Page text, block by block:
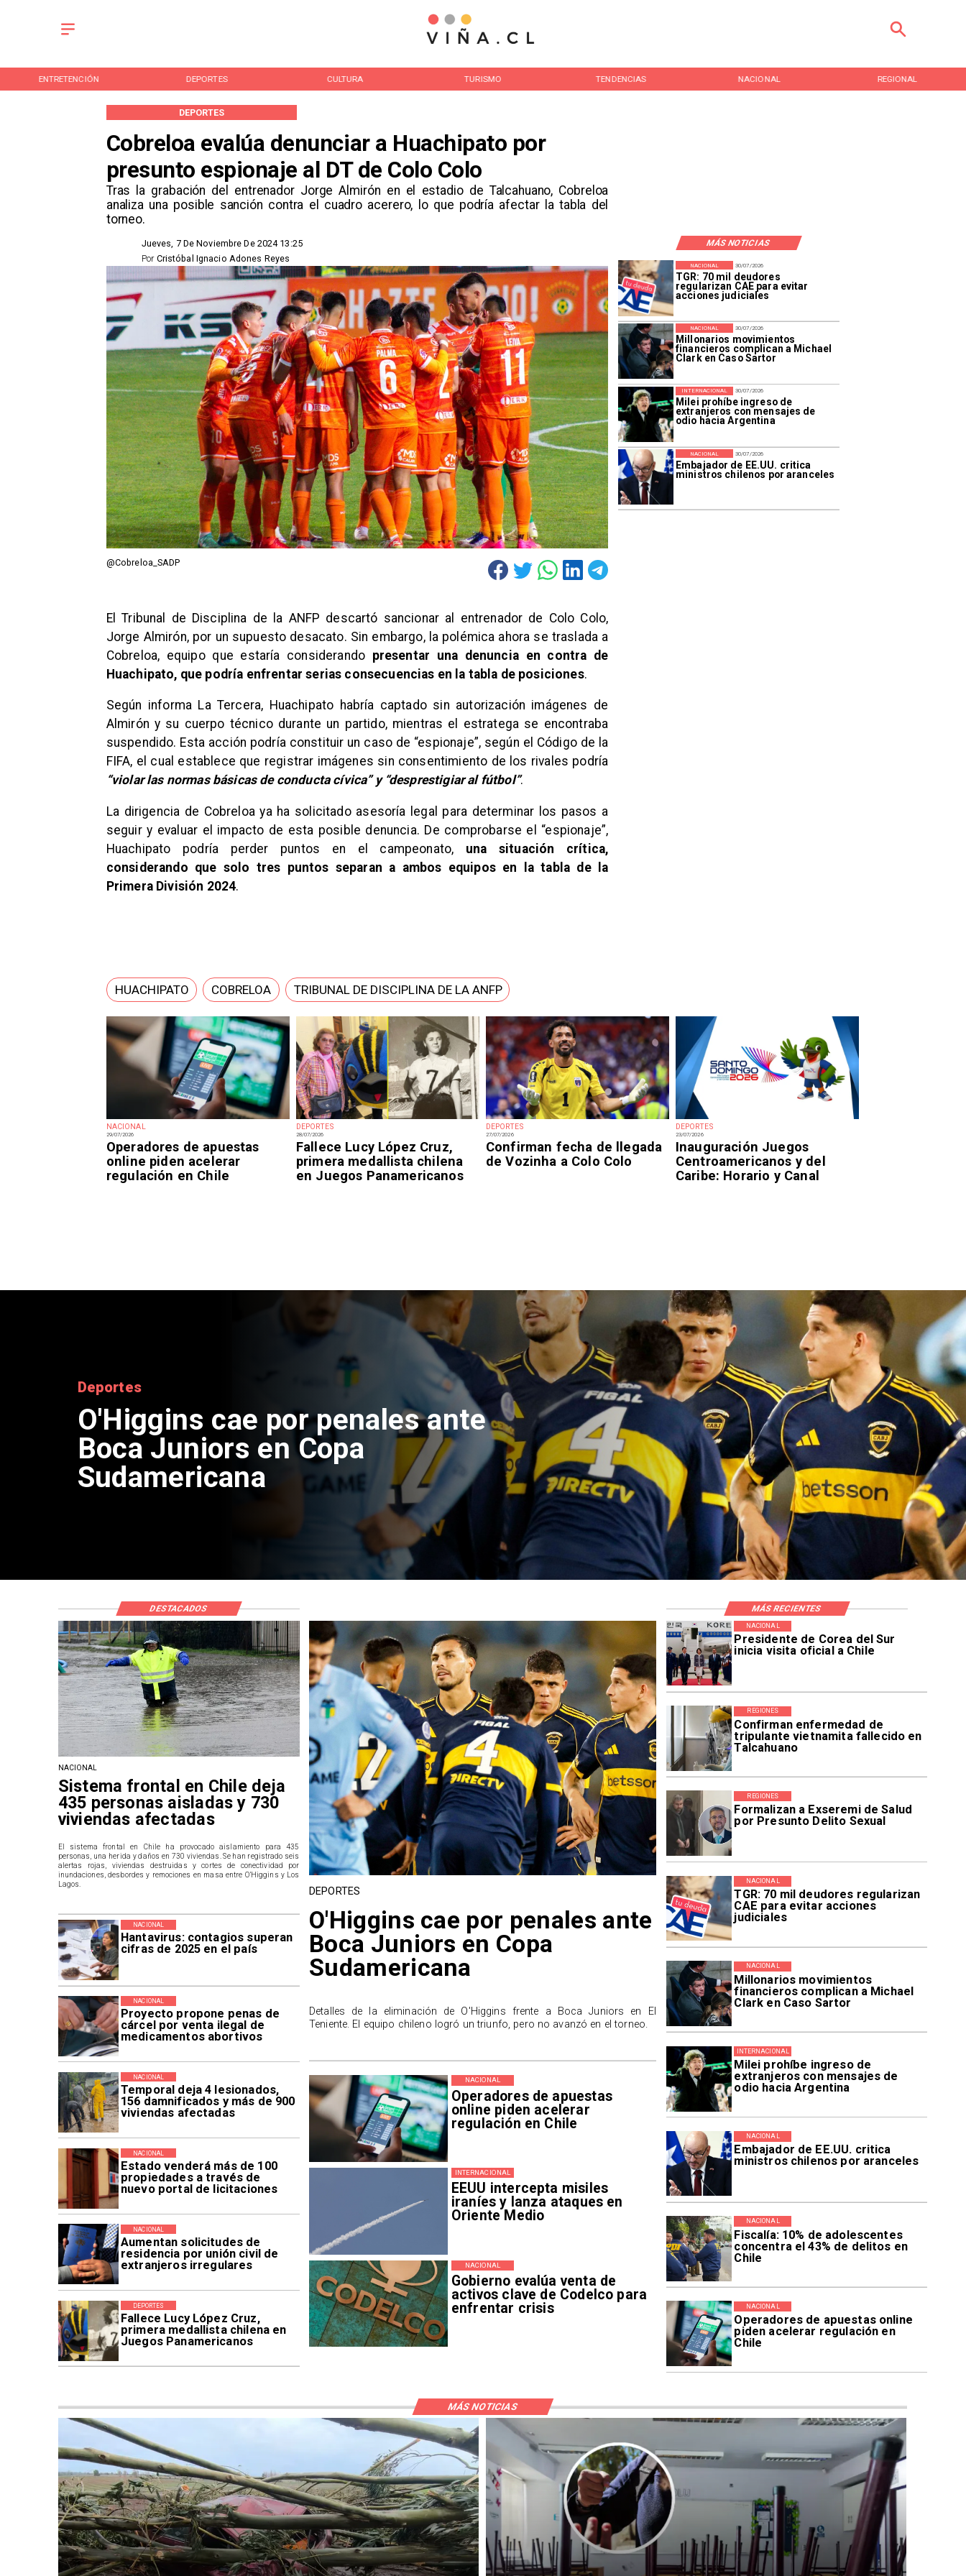
ENTRETENCIÓN DEPORTES CULTURA TURISMO TENDENCIAS NACIONAL REGIONAL
Cobreloa evalúa denunciar a Huachipato por
presunto espionaje al DT de Colo Colo
​Tras la grabación del entrenador Jorge Almirón en el estadio de Talcahuano, Cobreloa
analiza una posible sanción contra el cuadro acerero, lo que podría afectar la tabla del
torneo.
DEPORTES
MÁS NOTICIAS
Jueves, 7 De Noviembre De 2024 13:25
Cristóbal Ignacio Adones Reyes
Por
@Cobreloa_SADP
NACIONAL
29/07/2026
Operadores de apuestas
online piden acelerar
regulación en Chile
DEPORTES
28/07/2026
Fallece Lucy López Cruz,
primera medallista chilena
en Juegos Panamericanos
DEPORTES
27/07/2026
Confirman fecha de llegada
de Vozinha a Colo Colo
DEPORTES
23/07/2026
Inauguración Juegos
Centroamericanos y del
Caribe: Horario y Canal
30/07/2026
TGR: 70 mil deudores
regularizan CAE para evitar
acciones judiciales
NACIONAL
30/07/2026
Millonarios movimientos
financieros complican a Michael
Clark en Caso Sartor
NACIONAL
30/07/2026
Milei prohíbe ingreso de
extranjeros con mensajes de
odio hacia Argentina
INTERNACIONAL
30/07/2026
Embajador de EE.UU. critica
ministros chilenos por aranceles
NACIONAL
El Tribunal de Disciplina de la ANFP descartó sancionar al entrenador de Colo Colo,
Jorge Almirón, por un supuesto desacato. Sin embargo, la polémica ahora se traslada a
Cobreloa, equipo que estaría considerando presentar una denuncia en contra de
Huachipato, que podría enfrentar serias consecuencias en la tabla de posiciones.
Según informa La Tercera, Huachipato habría captado sin autorización imágenes de
Almirón y su cuerpo técnico durante un partido, mientras el estratega se encontraba
suspendido. Esta acción podría constituir un caso de “espionaje”, según el Código de la
FIFA, el cual establece que registrar imágenes sin consentimiento de los rivales podría
“violar las normas básicas de conducta cívica” y “desprestigiar al fútbol”.
La dirigencia de Cobreloa ya ha solicitado asesoría legal para determinar los pasos a
seguir y evaluar el impacto de esta posible denuncia. De comprobarse el “espionaje”,
Huachipato podría perder puntos en el campeonato, una situación crítica,
considerando que solo tres puntos separan a ambos equipos en la tabla de la
Primera División 2024.
HUACHIPATO COBRELOA TRIBUNAL DE DISCIPLINA DE LA ANFP
Nacional
Sistema frontal en Chile deja
435 personas aisladas y 730
viviendas afectadas
Presidente de Corea del Sur
inicia visita oficial a Chile
NACIONAL
Confirman enfermedad de
tripulante vietnamita fallecido en
Talcahuano
REGIONES
Formalizan a Exseremi de Salud
por Presunto Delito Sexual
REGIONES
TGR: 70 mil deudores regularizan
CAE para evitar acciones
judiciales
NACIONAL
Millonarios movimientos
financieros complican a Michael
Clark en Caso Sartor
NACIONAL
Milei prohíbe ingreso de
extranjeros con mensajes de
odio hacia Argentina
INTERNACIONAL
Embajador de EE.UU. critica
ministros chilenos por aranceles
NACIONAL
Fiscalía: 10% de adolescentes
concentra el 43% de delitos en
Chile
NACIONAL
Operadores de apuestas online
piden acelerar regulación en
Chile
NACIONAL
Hantavirus: contagios superan
cifras de 2025 en el país
NACIONAL
Proyecto propone penas de
cárcel por venta ilegal de
medicamentos abortivos
NACIONAL
Temporal deja 4 lesionados,
156 damnificados y más de 900
viviendas afectadas
NACIONAL
Estado venderá más de 100
propiedades a través de
nuevo portal de licitaciones
NACIONAL
Aumentan solicitudes de
residencia por unión civil de
extranjeros irregulares
NACIONAL
Fallece Lucy López Cruz,
primera medallista chilena en
Juegos Panamericanos
DEPORTES
Operadores de apuestas
online piden acelerar
regulación en Chile
NACIONAL
EEUU intercepta misiles
iraníes y lanza ataques en
Oriente Medio
INTERNACIONAL
Gobierno evalúa venta de
activos clave de Codelco para
enfrentar crisis
NACIONAL
NACIONAL
Sistema frontal en Chile deja
435 personas aisladas y 730
viviendas afectadas
El sistema frontal en Chile ha provocado aislamiento para 435
personas, una herida y daños en 730 viviendas. Se han registrado seis
alertas rojas, viviendas destruidas y cortes de conectividad por
inundaciones, desbordes y remociones en masa entre O’Higgins y Los
Lagos.
DEPORTES
O'Higgins cae por penales ante
Boca Juniors en Copa
Sudamericana
Detalles de la eliminación de O'Higgins frente a Boca Juniors en El
Teniente. El equipo chileno logró un triunfo, pero no avanzó en el torneo.
DESTACADOS MÁS RECIENTES
MÁS NOTICIAS